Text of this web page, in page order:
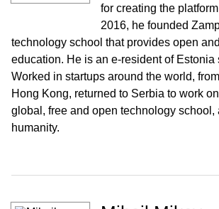
for creating the
2016, he founded
technology school that provides open
education. He is an e-resident of Estonia
Worked in startups around the world,
Hong Kong, returned to Serbia to work
global, free and open technology school,
humanity.